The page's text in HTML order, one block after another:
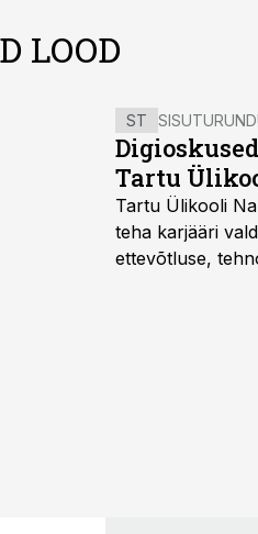
LOOD
ST
Tartu
Tartu Ülikooli
teha karjääri
ettevõtluse,